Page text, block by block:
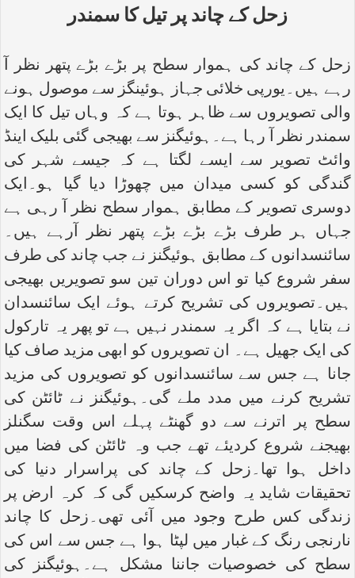
زحل کے چاند پر تیل کا سمندر
زحل کے چاند کی ہموار سطح پر بڑے بڑے پتھر نظر آ
رہے ہیں۔یورپی خلائی جہاز ہوئینگز سے موصول ہونے
والی تصویروں سے ظاہر ہوتا ہے کہ وہاں تیل کا ایک
سمندر نظر آ رہا ہے۔ہوئیگنز سے بھیجی گئی بلیک اینڈ
وائٹ تصویر سے ایسے لگتا ہے کہ جیسے شہر کی
گندگی کو کسی میدان میں چھوڑا دیا گیا ہو۔ایک
دوسری تصویر کے مطابق ہموار سطح نظر آ رہی ہے
جہاں ہر طرف بڑے بڑے بڑے پتھر نظر آرہے ہیں۔
سائنسدانوں کے مطابق ہوئیگنز نے جب چاند کی طرف
سفر شروع کیا تو اس دوران تین سو تصویریں بھیجی
ہیں۔تصویروں کی تشریح کرتے ہوئے ایک سائنسدان
نے بتایا ہے کہ اگر یہ سمندر نہیں ہے تو پھر یہ تارکول
کی ایک جھیل ہے۔ ان تصویروں کو ابھی مزید صاف کیا
جانا ہے جس سے سائنسدانوں کو تصویروں کی مزید
تشریح کرنے میں مدد ملے گی۔ہوئیگنز نے ٹائٹن کی
سطح پر اترنے سے دو گھنٹے پہلے اس وقت سگنلز
بھیجنے شروع کردیئے تھے جب وہ ٹائٹن کی فضا میں
داخل ہوا تھا۔زحل کے چاند کی پراسرار دنیا کی
تحقیقات شاید یہ واضح کرسکیں گی کہ کرہ ارض پر
زندگی کس طرح وجود میں آئی تھی۔زحل کا چاند
نارنجی رنگ کے غبار میں لپٹا ہوا ہے جس سے اس کی
سطح کی خصوصیات جاننا مشکل ہے۔ہوئیگنز کی